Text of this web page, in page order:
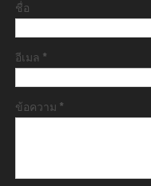
ชื่อ
อีเมล *
ข้อความ *